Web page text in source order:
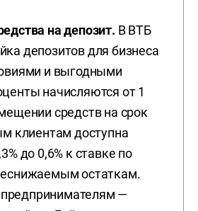
на депозит. В ВТБ
депозитов для бизнеса
и выгодными
начисляются от 1
средств на срок
клиентам доступна
до 0,6% к ставке по
остаткам.
—